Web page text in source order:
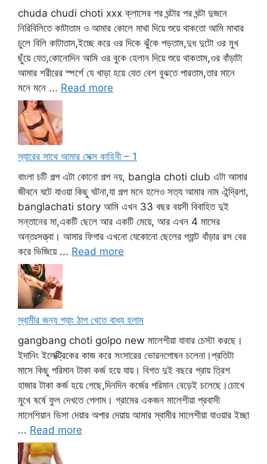
chuda chudi choti xxx ক্লাসের পর ঘন্টার পর ঘন্টা দুজনে
নিরিবিলিতে কাটাতাম ও আমার কোলে মাথা দিয়ে শুয়ে থাকতো আমি মাথার
চুলে বিলি কাটাতাম,ইচ্ছে করে ওর দিকে ঝুঁকে পড়তাম,দুধ দুটো ওর মুখ
ছুঁয়ে যেত,কোনোদিন আমি ওর বুকে হেলান দিয়ে শুয়ে থাকতাম,ওর বাঁড়াটা
আমার শরীরের স্পর্শে যে খাড়া হয়ে যেত বেশ বুঝতে পারতাম,তার মানে
মনে মনে ... Read more
স্যারের সাথে আমার সেক্স কাহিনী – 1
বাংলা চটি গল্প এটা কোনো গল্প নয়, bangla choti club এটা আমার
জীবনে ঘটে যাওয়া কিছু ঘটনা,যা গল্প মনে হলেও সত্য আমার নাম ঐন্দ্রিলা,
banglachati story আমি এখন 33 বছর বয়সী বিবাহিত দুই
সন্তানের মা,একটি ছেলে আর একটি মেয়ে, আর এখন 4 মাসের
অন্তঃসত্ত্বা। আমার ফিগার এখনো যেকোনো ছেলের প্যান্ট বাঁড়ার রস বের
করে ভিজিয়ে ... Read more
স্বামীর জন্য গ্যাং ঠাপ খেতে বাধ্য হলাম
gangbang choti golpo new মালেশীয়া যাবার চেস্টা করছে।
ইদানিং ইলেক্ট্রিকের কাজ করে সংসারের ভোরনপোষন চলেনা।প্রতিটা
মাসে কিছু পরিমান টাকা কর্জ হয়ে যায়। বিগত দুই বছরে প্রায় ত্রিশ
হাজার টাকা কর্জ হয়ে গেছে,দিনদিন কর্জের পরিমান বেড়েই চলেছে।চোখে
মুখে ষর্ষে ফুল দেখতে পেলাম। গ্রামের একজন মালেশীয়া প্রবাসী
মালেশিয়ান ভিসা দেয়ার অপার দেয়ায় আমার স্বামীর মালেশীয়া যাওয়ার ইচ্ছা
... Read more